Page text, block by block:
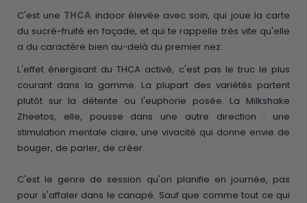
C'est une THCA indoor élevée avec soin, qui joue la carte
du sucré-fruité en façade, et qui te rappelle très vite qu'elle
a du caractère bien au-delà du premier nez.
L'effet énergisant du THCA activé, c'est pas le truc le plus
courant dans la gamme. La plupart des variétés partent
plutôt sur la détente ou l'euphorie posée. La Milkshake
Zheetos, elle, pousse dans une autre direction : une
stimulation mentale claire, une vivacité qui donne envie de
bouger, de parler, de créer.
C'est le genre de session qu'on planifie en journée, pas
pour s'affaler dans le canapé. Sauf que comme tout ce qui